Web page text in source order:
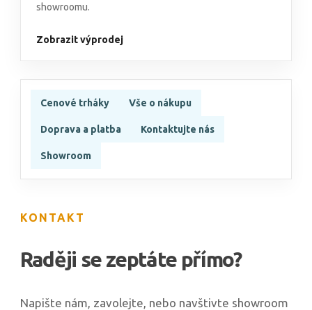
showroomu.
Zobrazit výprodej
Cenové trháky Vše o nákupu
Doprava a platba Kontaktujte nás
Showroom
KONTAKT
Raději se zeptáte přímo?
Napište nám, zavolejte, nebo navštivte showroom